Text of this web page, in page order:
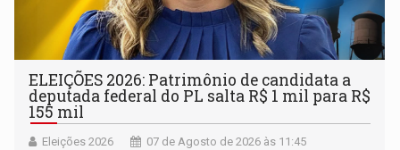
ELEIÇÕES 2026: Patrimônio de candidata a
deputada federal do PL salta R$ 1 mil para R$
155 mil
Eleições 2026 07 de Agosto de 2026 às 11:45